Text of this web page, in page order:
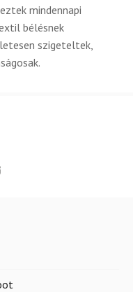
mindennapi
bélésnek
szigeteltek,